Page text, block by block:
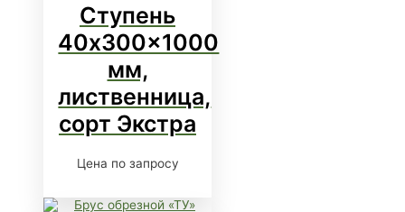
Ступень
40x300x1000
мм,
лиственница,
сорт Экстра
Цена по запросу